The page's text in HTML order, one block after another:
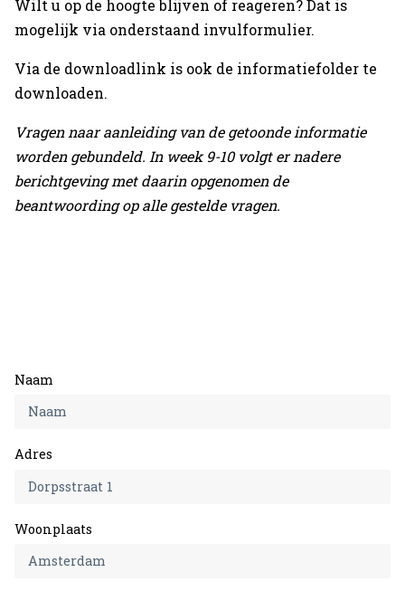
Home
Projecten
Wilt u op de hoogte blijven of reageren? Dat is
mogelijk via onderstaand invulformulier.
Via de downloadlink is ook de informatiefolder te
downloaden.
Vragen naar aanleiding van de getoonde informatie
worden gebundeld. In week 9-10 volgt er nadere
berichtgeving met daarin opgenomen de
beantwoording op alle gestelde vragen.
Naam
Adres
Woonplaats